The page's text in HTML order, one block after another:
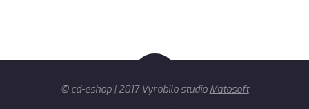
© cd-eshop | 2017 Vyrobilo studio Matosoft